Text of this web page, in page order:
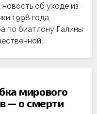
об уходе из
1998 года,
по биатлону Галины
мирового
— о смерти